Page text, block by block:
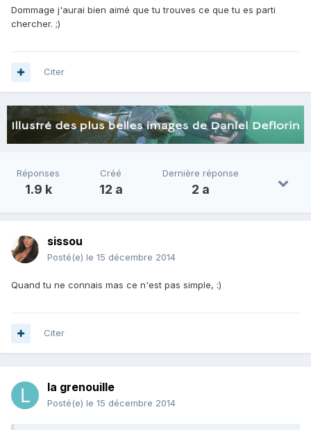
Dommage j'aurai bien aimé que tu trouves ce que tu es parti
chercher. ;)
Citer
Réponses
1.9 k
Créé
12 a
Dernière réponse
2 a
sissou
Posté(e) le 15 décembre 2014
Quand tu ne connais mas ce n'est pas simple, :)
Citer
la grenouille
Posté(e) le 15 décembre 2014